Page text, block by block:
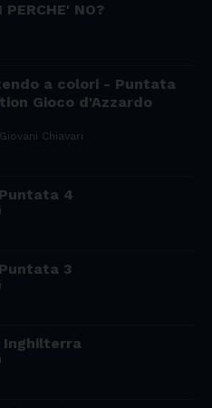
PERCHE' NO?
a colori - Puntata
Gioco d'Azzardo
Chiavari
4
3
Inghilterra